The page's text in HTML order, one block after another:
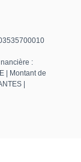
:
| Montant de
|